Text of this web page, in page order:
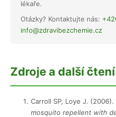
lékaře.
Otázky? Kontaktujte nás:
info@zdravibezchemie.cz
Zdroje a další čtení
Carroll SP, Loye J. (2006).
mosquito repellent with